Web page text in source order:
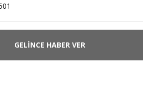
GELİNCE HABER VER